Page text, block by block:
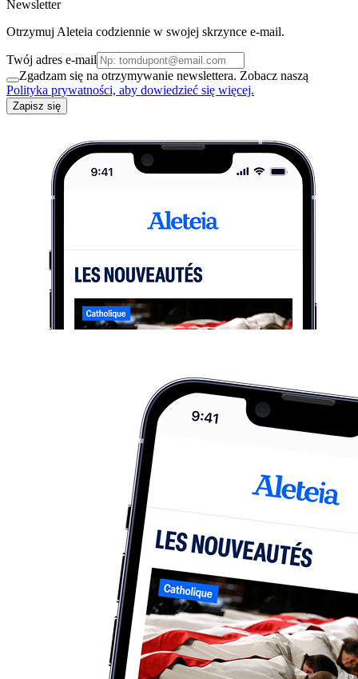
Newsletter
Otrzymuj Aleteia codziennie w swojej skrzynce e-mail.
Twój adres e-mail
Zgadzam się na otrzymywanie newslettera. Zobacz naszą
Polityka prywatności, aby dowiedzieć się więcej.
Zapisz się